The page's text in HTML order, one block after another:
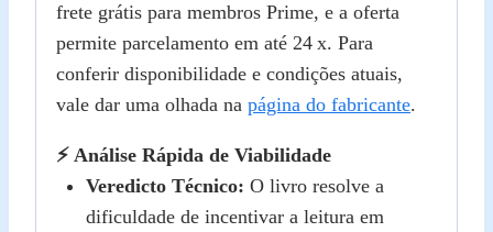
frete grátis para membros Prime, e a oferta
permite parcelamento em até 24 x. Para
conferir disponibilidade e condições atuais,
vale dar uma olhada na página do fabricante.
⚡ Análise Rápida de Viabilidade
Veredicto Técnico: O livro resolve a
dificuldade de incentivar a leitura em